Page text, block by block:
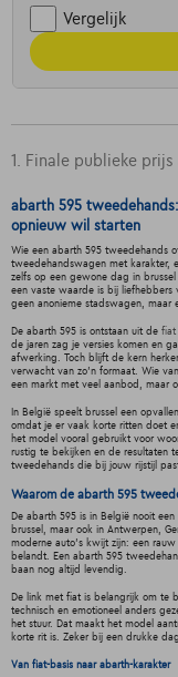
Vergelijk
1. Finale publieke
abarth 595
opnieuw wil starten
Wie een abarth 595 tweedehands
tweedehandswagen met karakter,
zelfs op een gewone dag in
een vaste waarde is bij liefhebbers
geen anonieme stadswagen, maar
De abarth 595 is ontstaan uit de fiat
de jaren zag je versies komen en
afwerking. Toch blijft de kern
verwacht van zo’n formaat. Wie
een markt met veel aanbod, maar
In België speelt brussel een
omdat je er vaak korte ritten doet
het model vooral gebruikt voor
rustig te bekijken en de resultaten
tweedehands die bij jouw rijstijl
Waarom de abarth 595
De abarth 595 is in België nooit
brussel, maar ook in Antwerpen,
moderne auto's kwijt zijn: een
belandt. Een abarth 595
baan nog altijd levendig.
De link met fiat is belangrijk om te
technisch en emotioneel anders
het stuur. Dat maakt het model
korte rit is. Zeker bij een drukke
Van fiat-basis naar abarth-karakter